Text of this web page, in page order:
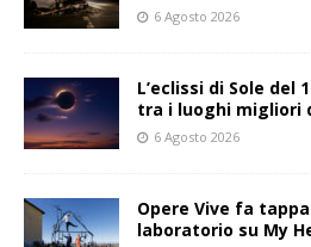
6 Agosto 2026
L’eclissi di Sole del
tra i luoghi migliori
6 Agosto 2026
Opere Vive fa
laboratorio su My